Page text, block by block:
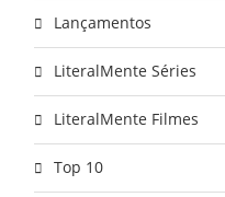
Lançamentos
LiteralMente Séries
LiteralMente Filmes
Top 10